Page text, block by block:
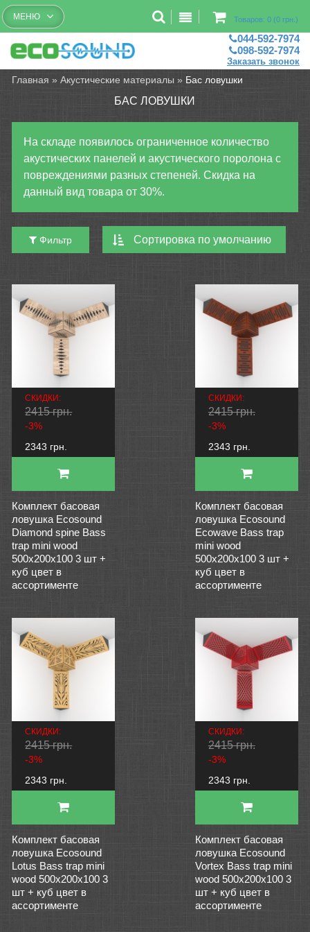
Бесплатный рассчет помещений
Товаров: 0 (0 грн.)
МЕНЮ
044-592-7974
098-592-7974
Заказать звонок
Главная »Акустические материалы » Бас ловушки
БАС ЛОВУШКИ
На складе появилось ограниченное количество
акустических панелей и акустического поролона с
повреждениями разных степеней. Скидка на
данный вид товара от 30%.
Фильтр
СКИДКИ:
2415 грн.
-3%
2343 грн.
Комплект басовая
ловушка Ecosound
Diamond spine Bass
trap mini wood
500x200x100 3 шт +
куб цвет в
ассортименте
СКИДКИ:
2415 грн.
-3%
2343 грн.
Комплект басовая
ловушка Ecosound
Ecowave Bass trap
mini wood
500x200x100 3 шт +
куб цвет в
ассортименте
СКИДКИ:
2415 грн.
-3%
2343 грн.
Комплект басовая
ловушка Ecosound
Lotus Bass trap mini
wood 500x200x100 3
шт + куб цвет в
ассортименте
СКИДКИ:
2415 грн.
-3%
2343 грн.
Комплект басовая
ловушка Ecosound
Vortex Bass trap mini
wood 500x200x100 3
шт + куб цвет в
ассортименте